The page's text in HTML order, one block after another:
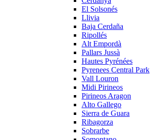
El Solsonés
Llivia
Baja Cerdaña
Ripollés
Alt Empordà
Pallars Jussà
Hautes Pyrénées
Pyrenees Central Park
Vall Louron
Midi Pirineos
Pirineos Aragon
Alto Gallego
Sierra de Guara
Ribagorza
Sobrarbe